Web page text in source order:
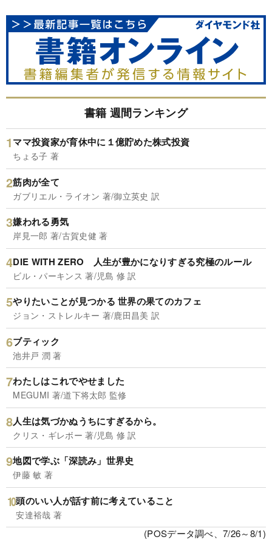
書籍 週間ランキング
ママ投資家が育休中に１億貯めた株式投資
ちょる子 著
筋肉が全て
ガブリエル・ライオン 著/御立英史 訳
嫌われる勇気
岸見一郎 著/古賀史健 著
DIE WITH ZERO 人生が豊かになりすぎる究極のルール
ビル・パーキンス 著/児島 修 訳
やりたいことが見つかる 世界の果てのカフェ
ジョン・ストレルキー 著/鹿田昌美 訳
ブティック
池井戸 潤 著
わたしはこれでやせました
MEGUMI 著/道下将太郎 監修
人生は気づかぬうちにすぎるから。
クリス・ギレボー 著/児島 修 訳
地図で学ぶ「深読み」世界史
伊藤 敏 著
頭のいい人が話す前に考えていること
安達裕哉 著
(POSデータ調べ、7/26～8/1)